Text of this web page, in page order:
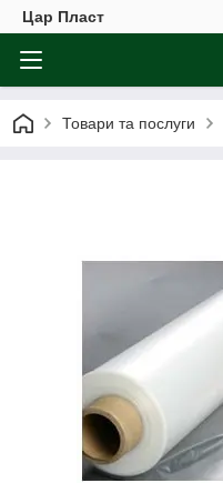
Цар Пласт
Товари та послуги